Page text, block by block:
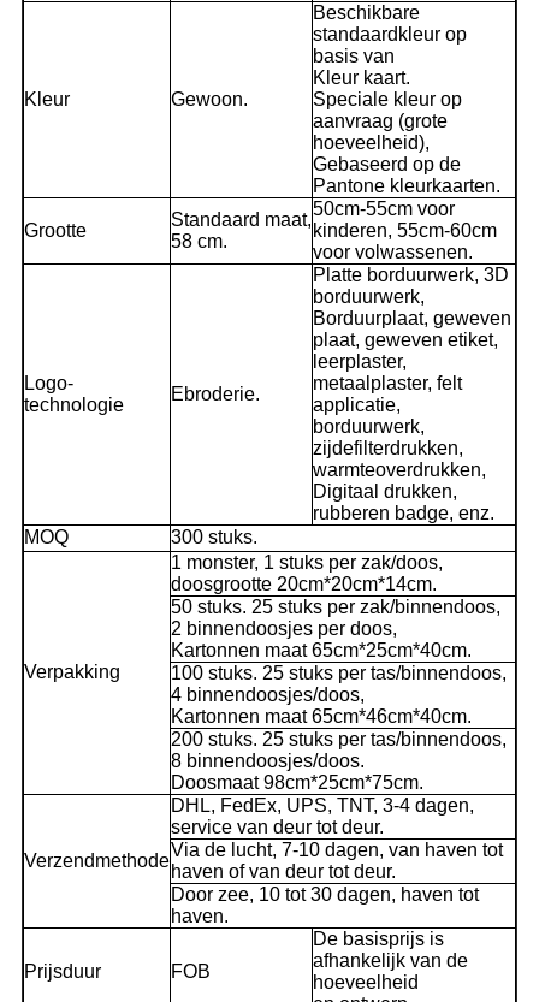
Kleur Gewoon.
Beschikbare
standaardkleur op
basis van
Kleur kaart.
Speciale kleur op
aanvraag (grote
hoeveelheid),
Gebaseerd op de
Pantone kleurkaarten.
Grootte
Standaard maat,
58 cm.
50cm-55cm voor
kinderen, 55cm-60cm
voor volwassenen.
Logo-
technologie
Ebroderie.
Platte borduurwerk, 3D
borduurwerk,
Borduurplaat, geweven
plaat, geweven etiket,
leerplaster,
metaalplaster, felt
applicatie,
borduurwerk,
zijdefilterdrukken,
warmteoverdrukken,
Digitaal drukken,
rubberen badge, enz.
MOQ
300 stuks.
Verpakking
1 monster, 1 stuks per zak/doos,
doosgrootte 20cm*20cm*14cm.
50 stuks. 25 stuks per zak/binnendoos,
2 binnendoosjes per doos,
Kartonnen maat 65cm*25cm*40cm.
100 stuks. 25 stuks per tas/binnendoos,
4 binnendoosjes/doos,
Kartonnen maat 65cm*46cm*40cm.
200 stuks. 25 stuks per tas/binnendoos,
8 binnendoosjes/doos.
Doosmaat 98cm*25cm*75cm.
Verzendmethode
DHL, FedEx, UPS, TNT, 3-4 dagen,
service van deur tot deur.
Via de lucht, 7-10 dagen, van haven tot
haven of van deur tot deur.
Door zee, 10 tot 30 dagen, haven tot
haven.
Prijsduur FOB
De basisprijs is
afhankelijk van de
hoeveelheid